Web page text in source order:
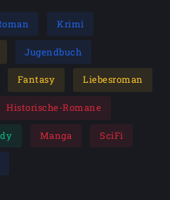
Krimi
Jugendbuch
Fantasy Liebesroman
Historische-Romane
Manga SciFi